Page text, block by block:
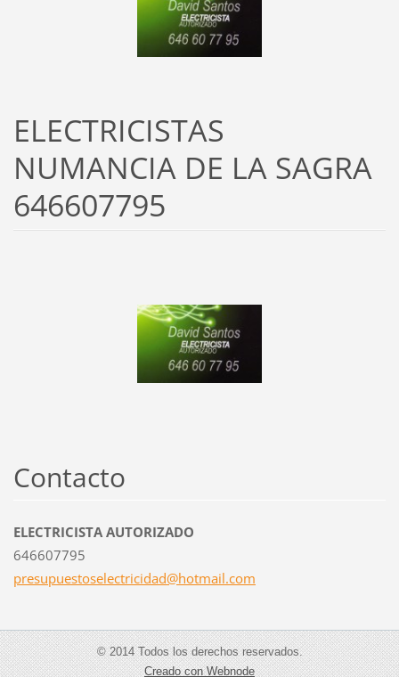
ELECTRICISTAS
NUMANCIA DE LA SAGRA
646607795
Contacto
ELECTRICISTA AUTORIZADO
646607795
presupuestoselectricidad@hotmail.com
© 2014 Todos los derechos reservados.
Creado con Webnode